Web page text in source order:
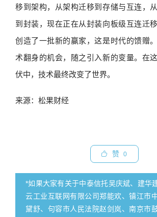
移到架构，从架构迁移到存储与互连，
到封装，现在正在从封装向板级互连迁
创造了一批新的赢家，这是时代的馈赠
术翻身的机会，随之引入新的变量。在
伏中，技术最终改变了世界。
来源：松果财经
赞 0
*如果大家有关于中泰信托吴庆斌、建华
云工业互联网有限公司郑能欢、镇江市
黛舒、句容市人民法院赵剑岚、南京市